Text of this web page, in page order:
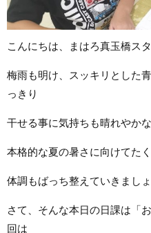
こんにちは、まはろ真玉橋ス
梅雨も明け、スッキリとした
っきり
干せる事に気持ちも晴れやか
本格的な夏の暑さに向けてた
体調もばっち整えていきまし
さて、そんな本日の日課は「
回は